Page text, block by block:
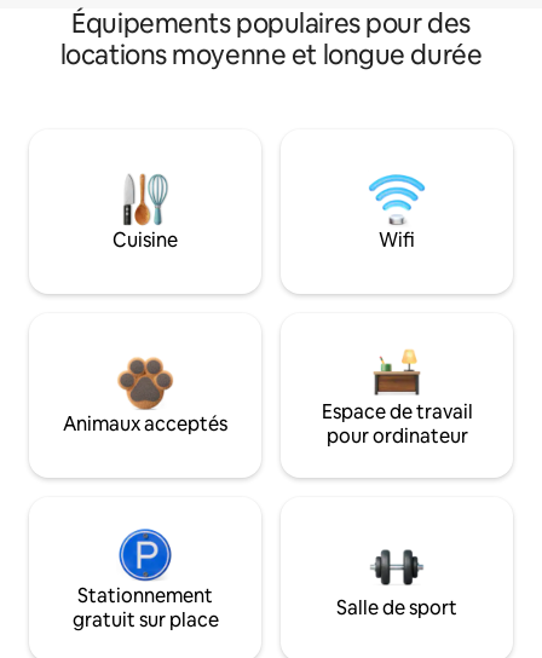
Équipements populaires pour des
locations moyenne et longue durée
Cuisine Wifi
Animaux acceptés
Espace de travail
pour ordinateur
Stationnement
gratuit sur place
Salle de sport